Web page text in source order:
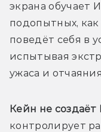
экрана обучает
подопытных, как
поведёт себя в
испытывая
ужаса и
Кейн не
контролирует